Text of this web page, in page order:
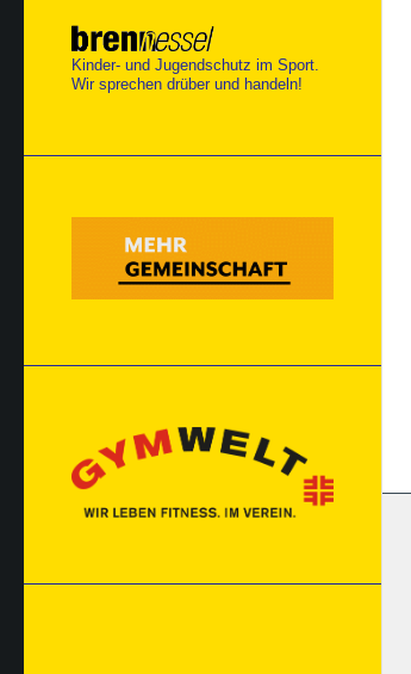
Kinder- und Jugendschutz im Sport.
Wir sprechen drüber und handeln!